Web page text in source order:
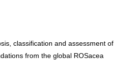
classification and assessment of
from the global ROSacea